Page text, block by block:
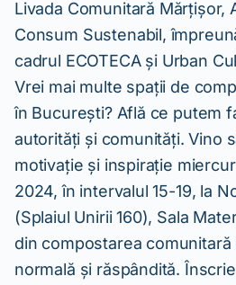
Livada Comunitară Mărțișor,
Consum Sustenabil,
cadrul ECOTECA și Urban
Vrei mai multe spații de
în București? Află ce putem
autorități și comunități. Vino
motivație și inspirație
2024, în intervalul 15-19, la
(Splaiul Unirii 160), Sala
din compostarea comunitară
normală și răspândită.